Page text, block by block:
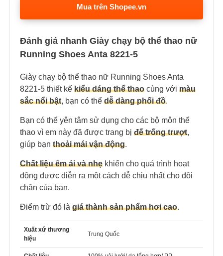
Mua trên Shopee.vn
Đánh giá nhanh Giày chạy bộ thể thao nữ
Running Shoes Anta 8221-5
Giày chạy bộ thể thao nữ Running Shoes Anta
8221-5 thiết kế kiểu dáng thể thao cùng với màu
sắc nổi bật, bạn có thể dễ dàng phối đồ.
Bạn có thể yên tâm sử dụng cho các bộ môn thể
thao vì em này đã được trang bị đế trống trượt,
giúp bạn thoải mái vận động.
Chất liệu êm ái và nhẹ khiến cho quá trình hoạt
động được diễn ra một cách dễ chịu nhất cho đôi
chân của bạn.
Điểm trừ đó là giá thành sản phẩm hơi cao.
Xuất xứ thương
hiệu
Trung Quốc